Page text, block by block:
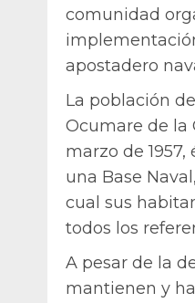
comunidad
apostadero
La población
Ocumare de la
marzo de
una Base
cual sus
todos los
A pesar de la
mantienen y